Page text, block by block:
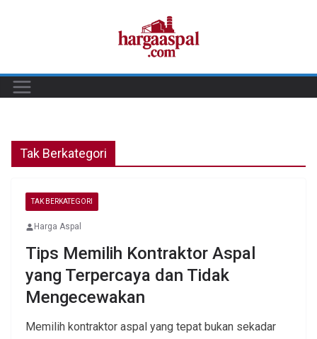
Tak Berkategori
TAK BERKATEGORI
Harga Aspal
Tips Memilih Kontraktor Aspal
yang Terpercaya dan Tidak
Mengecewakan
Memilih kontraktor aspal yang tepat bukan sekadar